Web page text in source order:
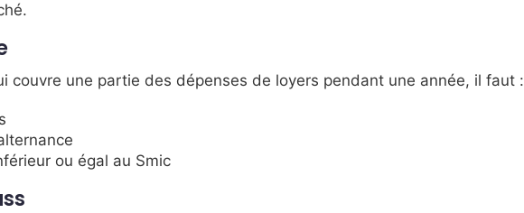
couvre une partie des dépenses de loyers pendant une année, il faut :
ou égal au Smic